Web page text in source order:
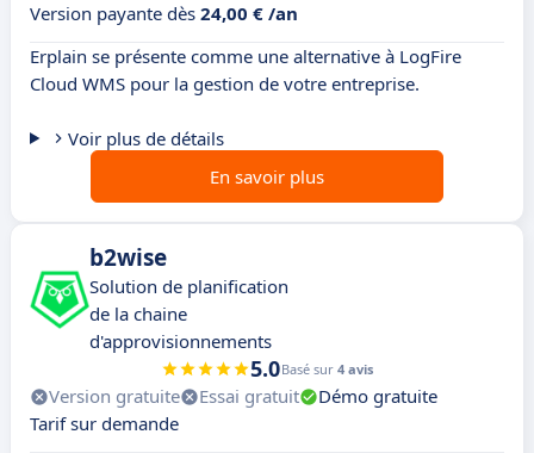
Version payante dès 24,00 € /an
Erplain se présente comme une alternative à LogFire
Cloud WMS pour la gestion de votre entreprise.
Voir plus de détails
En savoir plus
b2wise
Solution de planification
de la chaine
d'approvisionnements
5.0Basé sur 4 avis
Version gratuite Essai gratuit
Démo gratuite
Tarif sur demande